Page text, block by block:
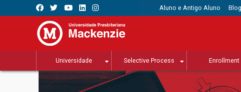
Aluno e Antigo Aluno Blog
Universidade Selective Process Enrollment